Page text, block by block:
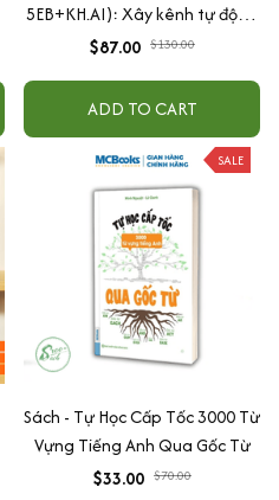
5EB+KH.AI): Xây kênh tự động
AI Agent + AI siêu mạnh + 3
+ Xu hướng
$87.00 $130.00
ADD TO CART
SALE
Sách - Tự Học Cấp Tốc 3000 Từ
Vựng Tiếng Anh Qua Gốc Từ
$33.00 $70.00